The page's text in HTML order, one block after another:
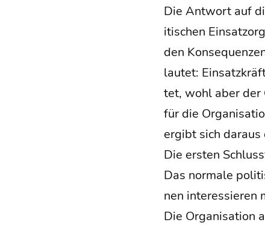
Die Ant­wort auf
i­ti­schen
den
lau­tet:
tet, wohl aber der
für die
ergibt sich
Die ers­ten
Das nor­ma­le
nen inter­es­sie­ren
Die Orga­ni­sa­ti­on